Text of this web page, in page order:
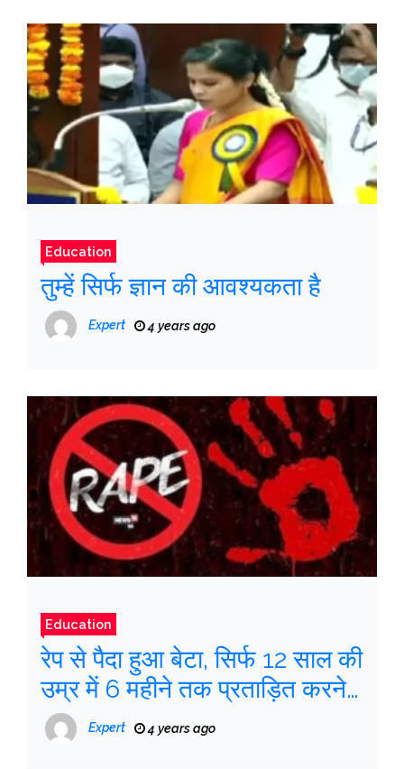
Education
तुम्हें सिर्फ ज्ञान की आवश्यकता है
Expert 4 years ago
Education
रेप से पैदा हुआ बेटा, सिर्फ 12 साल की
उम्र में 6 महीने तक प्रताड़ित करने
के बाद 28 साल तक मां को न्याय
दिलाने में मदद की
Expert 4 years ago